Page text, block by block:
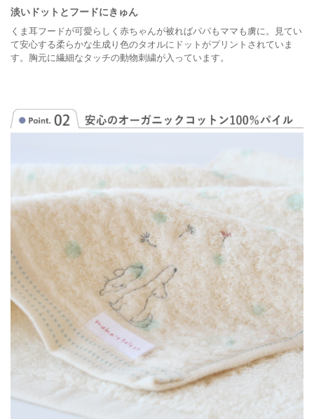
淡いドットとフードにきゅん
くま耳フードが可愛らしく赤ちゃんが被ればパパもママも虜に。見てい
て安心する柔らかな生成り色のタオルにドットがプリントされていま
す。胸元に繊細なタッチの動物刺繍が入っています。